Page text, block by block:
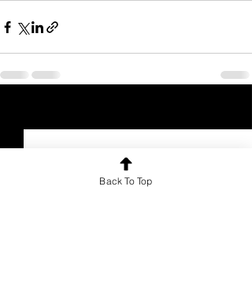
Back To Top